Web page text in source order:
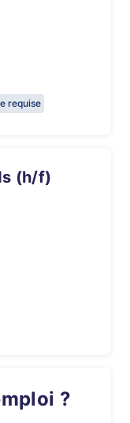
requise
(h/f)
?